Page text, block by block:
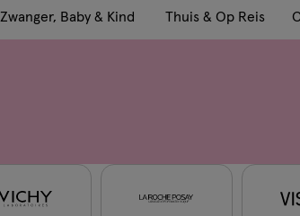
Zwanger, Baby & Kind Thuis & Op Reis